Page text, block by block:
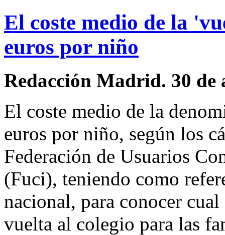
El coste medio de la
euros por niño
Redacción Madrid. 30 de
El coste medio de la
euros por niño, según los
Federación de Usuarios
(Fuci), teniendo como
nacional, para conocer
vuelta al colegio para las